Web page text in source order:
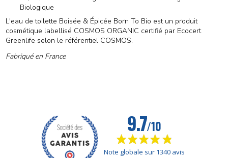
Biologique
L'eau de toilette Boisée & Épicée Born To Bio est un produit
cosmétique labellisé COSMOS ORGANIC certifié par Ecocert
Greenlife selon le référentiel COSMOS.
Fabriqué en France